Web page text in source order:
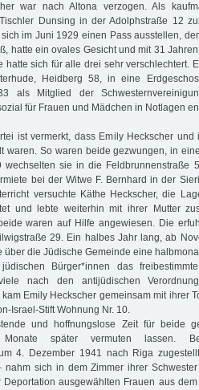
war nach Altona verzogen. Als
Dunsing in der Adolphstraße 12
im Juni 1929 einen Pass ausstellen,
hatte ein ovales Gesicht und mit 31
hatte sich für alle drei sehr verschlechtert.
Heidberg 58, in eine
als Mitglied der
für Frauen und Mädchen in Notlagen
ist vermerkt, dass Emily Heckscher und
waren. So waren beide gezwungen, in
wechselten sie in die Feldbrunnenstraße
bei der Witwe F. Bernhard in der
versuchte Käthe Heckscher, die
und lebte weiterhin mit ihrer Mutter
waren auf Hilfe angewiesen. Die
29. Ein halbes Jahr lang, ab
über die Jüdische Gemeinde eine
Bürger*innen das
nach den antijüdischen
Emily Heckscher gemeinsam mit ihrer
Israel-Stift Wohnung Nr. 10.
und hoffnungslose Zeit für beide
Monate später vermuten lassen.
4. Dezember 1941 nach Riga
nahm sich in dem Zimmer ihrer
ausgewählten Frauen aus